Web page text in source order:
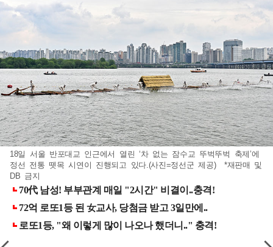
18일 서울 반포대교 인근에서 열린 ‘차 없는 잠수교 뚜벅뚜벅 축제’에
정선 전통 뗏목 시연이 진행되고 있다.(사진=정선군 제공) *재판매 및
DB 금지